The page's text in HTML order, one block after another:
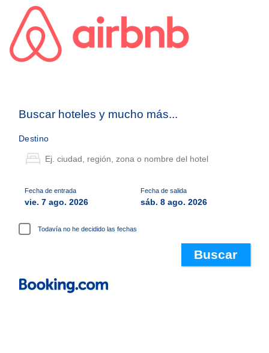
Buscar hoteles y mucho más...
Destino
Fecha de entrada
vie. 7 ago. 2026
Fecha de salida
sáb. 8 ago. 2026
Todavía no he decidido las fechas